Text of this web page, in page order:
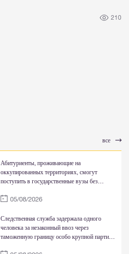
210
все
Абитуриенты, проживающие на
оккупированных территориях, смогут
поступить в государственные вузы без
государства
05/08/2026
Следственная служба задержала одного
человека за незаконный ввоз через
таможенную границу особо крупной партии